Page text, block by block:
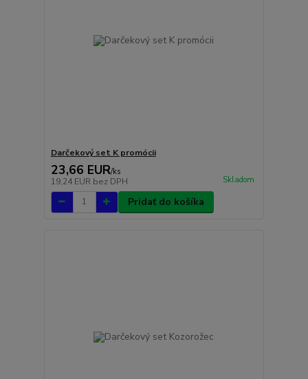
Darčekový set K promócii
23,66 EUR/ks
19,24 EUR bez DPH Skladom
Pridať do košíka